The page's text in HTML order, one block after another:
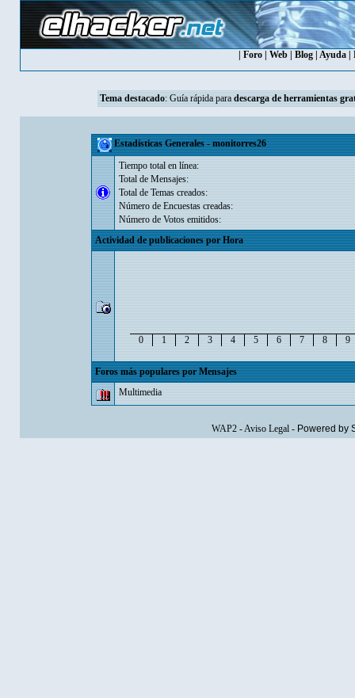
Foro Web Blog Ayuda
Tema destacado: Guía rápida para descarga de herramientas
Estadísticas Generales - monitorres26
Tiempo total en línea:
Total de Mensajes:
Total de Temas creados:
Número de Encuestas creadas:
Número de Votos emitidos:
Actividad de publicaciones por Hora
0 1 2 3 4 5 6 7 8 9
Foros más populares por Mensajes
Multimedia
WAP2-Aviso Legal- Powered by